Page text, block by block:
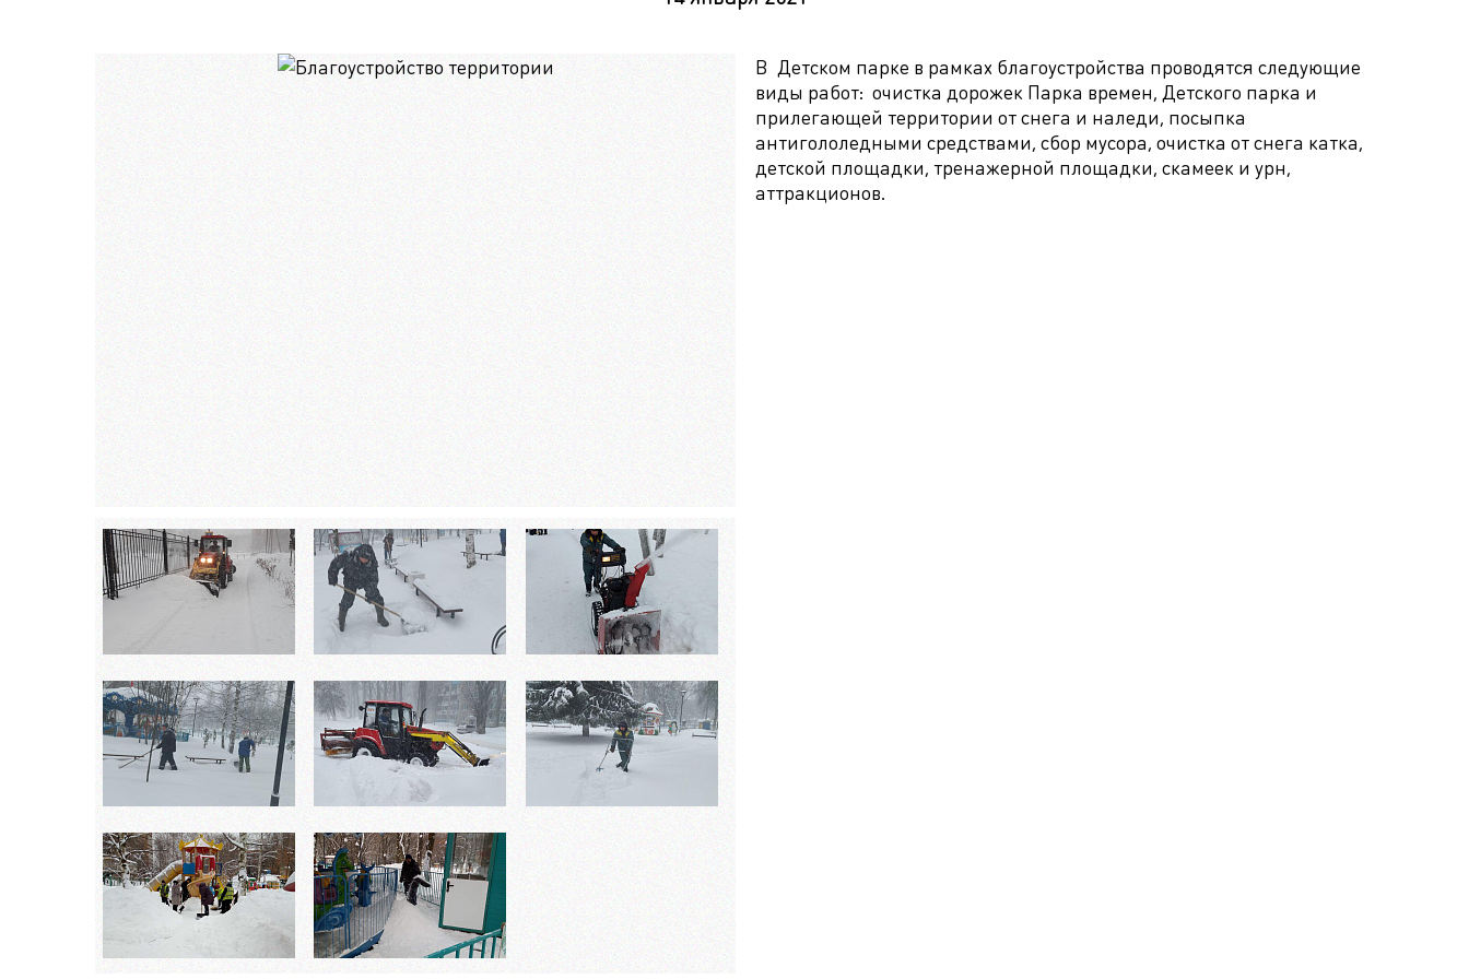
В Детском парке в рамках благоустройства проводятся следующие
виды работ: очистка дорожек Парка времен, Детского парка и
прилегающей территории от снега и наледи, посыпка
антигололедными средствами, сбор мусора, очистка от снега катка,
детской площадки, тренажерной площадки, скамеек и урн,
аттракционов.